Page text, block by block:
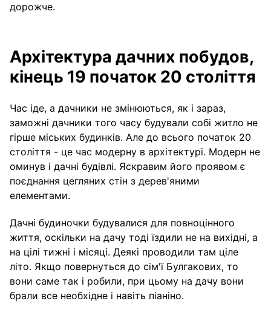
дорожче.
Архітектура дачних побудов,
кінець 19 початок 20 століття
Час іде, а дачники не змінюються, як і зараз,
заможні дачники того часу будували собі житло не
гірше міських будинків. Але до всього початок 20
століття - це час модерну в архітектурі. Модерн не
оминув і дачні будівлі. Яскравим його проявом є
поєднання цегляних стін з дерев'яними
елементами.
Дачні будиночки будувалися для повноцінного
життя, оскільки на дачу тоді їздили не на вихідні, а
на цілі тижні і місяці. Деякі проводили там ціле
літо. Якщо повернуться до сім'ї Булгакових, то
вони саме так і робили, при цьому на дачу вони
брали все необхідне і навіть піаніно.